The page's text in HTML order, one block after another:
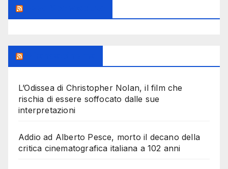
L’Odissea di Christopher Nolan, il film che
rischia di essere soffocato dalle sue
interpretazioni
Addio ad Alberto Pesce, morto il decano della
critica cinematografica italiana a 102 anni